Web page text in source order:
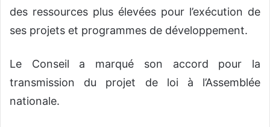
des ressources plus élevées pour l’exécution de
ses projets et programmes de développement.
Le Conseil a marqué son accord pour la
transmission du projet de loi à l’Assemblée
nationale.